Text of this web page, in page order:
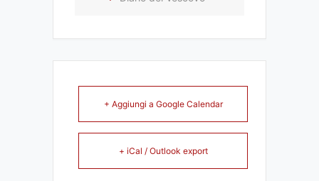
+ Aggiungi a Google Calendar
+ iCal / Outlook export